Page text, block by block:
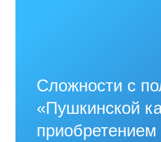
Сложности с
«Пушкинской